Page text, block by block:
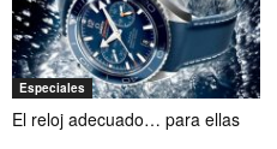
Especiales
El reloj adecuado… para ellas